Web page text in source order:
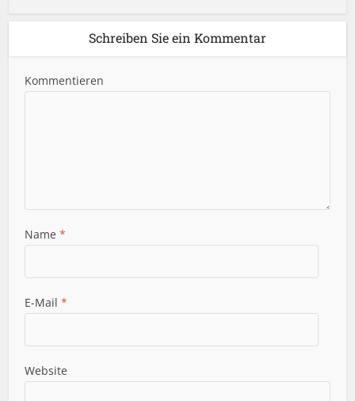
Schreiben Sie ein Kommentar
Kommentieren
Name*
E-Mail*
Website